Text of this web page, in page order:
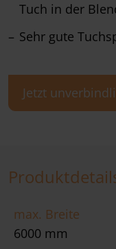
Tuch in der
Sehr gute
Jetzt
max. Breite
6000 mm